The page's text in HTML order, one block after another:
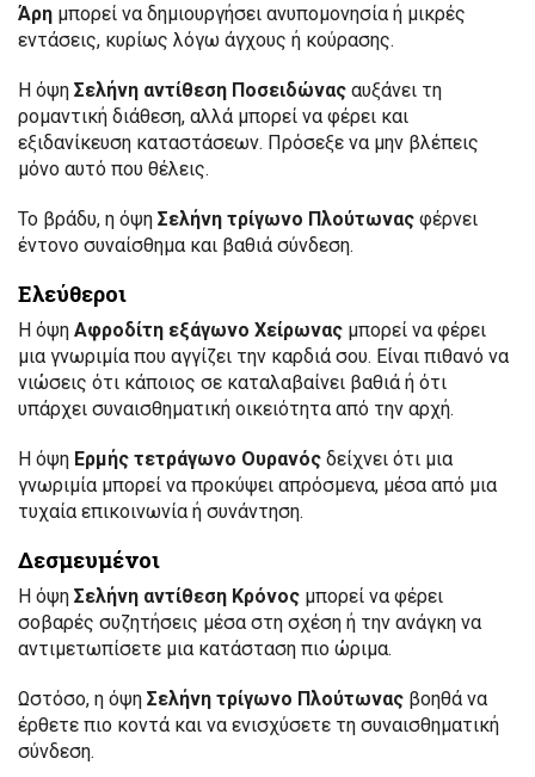
Άρη μπορεί να δημιουργήσει ανυπομονησία ή μικρές
εντάσεις, κυρίως λόγω άγχους ή κούρασης.
Η όψη Σελήνη αντίθεση Ποσειδώνας αυξάνει τη
ρομαντική διάθεση, αλλά μπορεί να φέρει και
εξιδανίκευση καταστάσεων. Πρόσεξε να μην βλέπεις
μόνο αυτό που θέλεις.
Το βράδυ, η όψη Σελήνη τρίγωνο Πλούτωνας φέρνει
έντονο συναίσθημα και βαθιά σύνδεση.
Ελεύθεροι
Η όψη Αφροδίτη εξάγωνο Χείρωνας μπορεί να φέρει
μια γνωριμία που αγγίζει την καρδιά σου. Είναι πιθανό να
νιώσεις ότι κάποιος σε καταλαβαίνει βαθιά ή ότι
υπάρχει συναισθηματική οικειότητα από την αρχή.
Η όψη Ερμής τετράγωνο Ουρανός δείχνει ότι μια
γνωριμία μπορεί να προκύψει απρόσμενα, μέσα από μια
τυχαία επικοινωνία ή συνάντηση.
Δεσμευμένοι
Η όψη Σελήνη αντίθεση Κρόνος μπορεί να φέρει
σοβαρές συζητήσεις μέσα στη σχέση ή την ανάγκη να
αντιμετωπίσετε μια κατάσταση πιο ώριμα.
Ωστόσο, η όψη Σελήνη τρίγωνο Πλούτωνας βοηθά να
έρθετε πιο κοντά και να ενισχύσετε τη συναισθηματική
σύνδεση.